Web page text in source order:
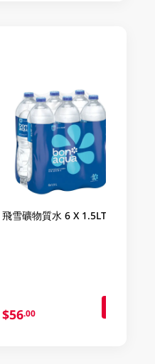
飛雪礦物質水 6 X 1.5LT
$56.00